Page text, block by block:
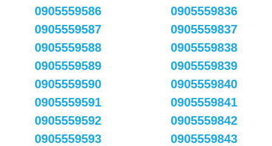
0905559586
0905559587
0905559588
0905559589
0905559590
0905559591
0905559592
0905559593
0905559836
0905559837
0905559838
0905559839
0905559840
0905559841
0905559842
0905559843